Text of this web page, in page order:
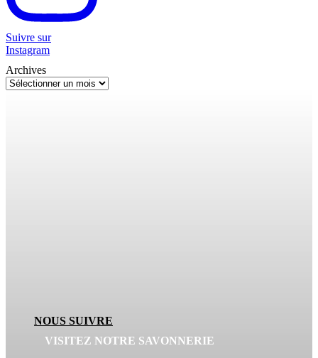
Suivre sur
Instagram
Archives
NOUS SUIVRE
VISITEZ NOTRE SAVONNERIE